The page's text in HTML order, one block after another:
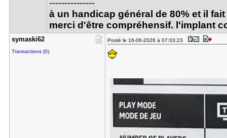
---------------
à un handicap général de 80% et il
merci d'être compréhensif. l'implant
symaski62
Transactions (0)
Posté le 16-06-2026 à 07:03:23